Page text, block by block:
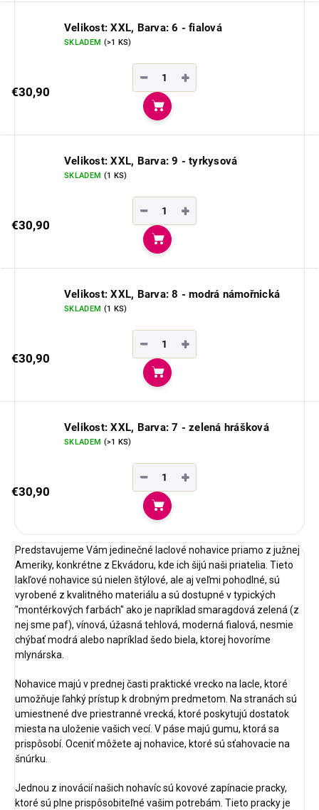
Velikost: XXL, Barva: 6 - fialová
SKLADEM (>1 KS)
€30,90
+
−
Do košíka
Velikost: XXL, Barva: 9 - tyrkysová
SKLADEM (1 KS)
€30,90
+
−
Do košíka
Velikost: XXL, Barva: 8 - modrá námořnická
SKLADEM (1 KS)
€30,90
+
−
Do košíka
Velikost: XXL, Barva: 7 - zelená hrášková
SKLADEM (>1 KS)
€30,90
+
−
Do košíka
Predstavujeme Vám jedinečné laclové nohavice priamo z južnej
Ameriky, konkrétne z Ekvádoru, kde ich šijú naši priatelia. Tieto
lakľové nohavice sú nielen štýlové, ale aj veľmi pohodlné, sú
vyrobené z kvalitného materiálu a sú dostupné v typických
"montérkových farbách" ako je napríklad smaragdová zelená (z
nej sme paf), vínová, úžasná tehlová, moderná fialová, nesmie
chýbať modrá alebo napríklad šedo biela, ktorej hovoríme
mlynárska.
Nohavice majú v prednej časti praktické vrecko na lacle, ktoré
umožňuje ľahký prístup k drobným predmetom. Na stranách sú
umiestnené dve priestranné vrecká, ktoré poskytujú dostatok
miesta na uloženie vašich vecí. V páse majú gumu, ktorá sa
prispôsobí. Oceniť môžete aj nohavice, ktoré sú sťahovacie na
šnúrku.
Jednou z inovácií našich nohavíc sú kovové zapínacie pracky,
ktoré sú plne prispôsobiteľné vašim potrebám. Tieto pracky je